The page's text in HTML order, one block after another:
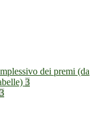
dei premi (da
3
3